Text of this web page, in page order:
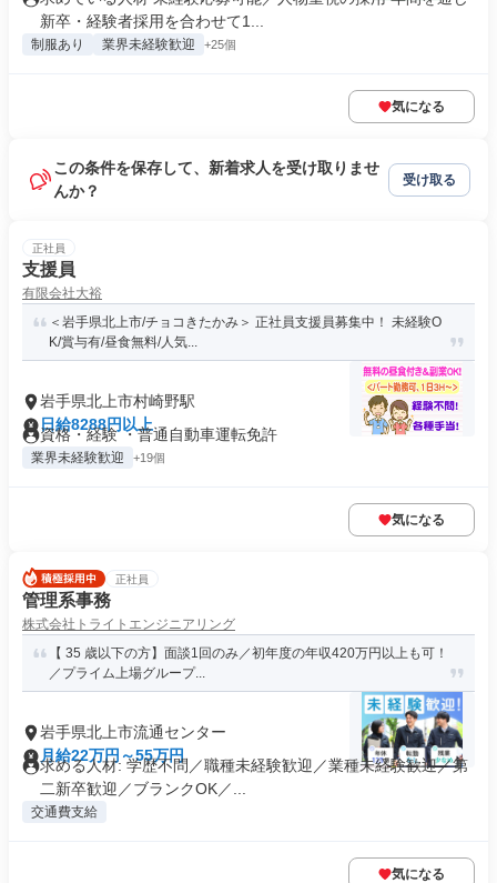
新卒・経験者採用を合わせて1...
制服あり 業界未経験歓迎 +25個
気になる
この条件を保存して、新着求人を受け取りませ
んか？
受け取る
正社員
支援員
有限会社大裕
＜岩手県北上市/チョコきたかみ＞ 正社員支援員募集中！ 未経験O
K/賞与有/昼食無料/人気...
岩手県北上市村崎野駅
日給8288円以上
資格・経験 ・普通自動車運転免許
業界未経験歓迎 +19個
気になる
正社員
管理系事務
株式会社トライトエンジニアリング
【 35 歳以下の方】面談1回のみ／初年度の年収420万円以上も可！
／プライム上場グループ...
岩手県北上市流通センター
月給22万円～55万円
求める人材: 学歴不問／職種未経験歓迎／業種未経験歓迎／第
二新卒歓迎／ブランクOK／...
交通費支給
気になる